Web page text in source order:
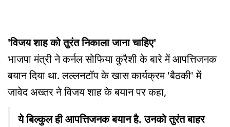
'विजय शाह को तुरंत निकाला जाना चाहिए'
भाजपा मंत्री ने कर्नल सोफिया कुरैशी के बारे में आपत्तिजनक
बयान दिया था. लल्लनटॉप के खास कार्यक्रम 'बैठकी' में
जावेद अख्तर ने विजय शाह के बयान पर कहा,
ये बिल्कुल ही आपत्तिजनक बयान है. उनको तुरंत बाहर